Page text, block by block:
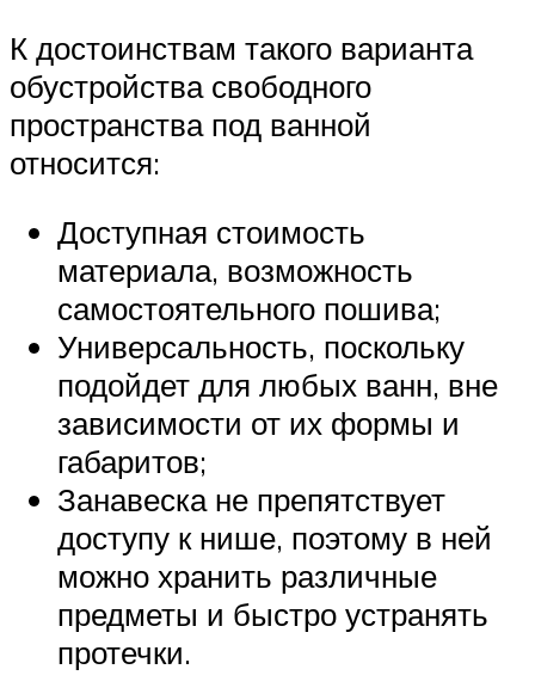
К достоинствам такого варианта
обустройства свободного
пространства под ванной
относится:
Доступная стоимость
материала, возможность
самостоятельного пошива;
Универсальность, поскольку
подойдет для любых ванн, вне
зависимости от их формы и
габаритов;
Занавеска не препятствует
доступу к нише, поэтому в ней
можно хранить различные
предметы и быстро устранять
протечки.